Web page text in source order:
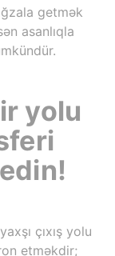
getmək
asanlıqla
yolu
çıxış yolu
etməkdir;